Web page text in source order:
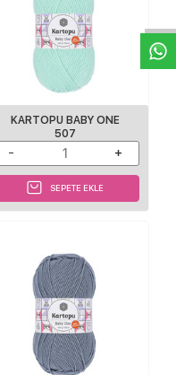
KARTOPU BABY ONE
507
SEPETE EKLE